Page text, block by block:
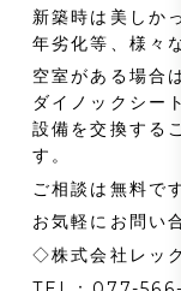
新築時は美しか
年劣化等、様々
空室がある場合
ダイノックシー
設備を交換する
す。
ご相談は無料で
お気軽にお問い
◇株式会社レッ